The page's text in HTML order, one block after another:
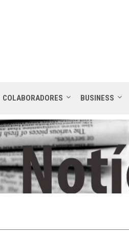
COLABORADORES BUSINESS